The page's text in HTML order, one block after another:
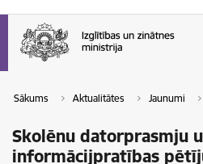
Sākums Aktualitātes Jaunumi
Skolēnu datorprasmju
informācijpratības